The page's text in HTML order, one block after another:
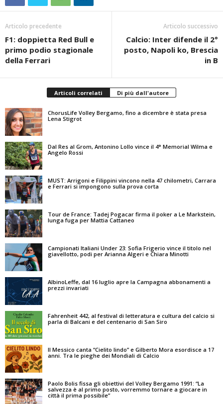
Articolo precedente
F1: doppietta Red Bull e
primo podio stagionale
della Ferrari
Articolo successivo
Calcio: Inter difende il 2°
posto, Napoli ko, Brescia
in B
Articoli correlati Di più dall'autore
ChorusLife Volley Bergamo, fino a dicembre è stata presa
Lena Stigrot
Dal Res al Grom, Antonino Lollo vince il 4° Memorial Wilma e
Angelo Rossi
MUST: Arrigoni e Filippini vincono nella 47 chilometri, Carrara
e Ferrari si impongono sulla prova corta
Tour de France: Tadej Pogacar firma il poker a Le Markstein,
lunga fuga per Mattia Cattaneo
Campionati Italiani Under 23: Sofia Frigerio vince il titolo nel
giavellotto, podi per Arianna Algeri e Chiara Minotti
AlbinoLeffe, dal 16 luglio apre la Campagna abbonamenti a
prezzi invariati
Fahrenheit 442, al festival di letteratura e cultura del calcio si
parla di Balcani e del centenario di San Siro
Il Messico canta “Cielito lindo” e Gilberto Mora esordisce a 17
anni. Tra le pieghe dei Mondiali di Calcio
Paolo Bolis fissa gli obiettivi del Volley Bergamo 1991: “La
salvezza è al primo posto, vorremmo tornare a giocare in
città il prima possibile”